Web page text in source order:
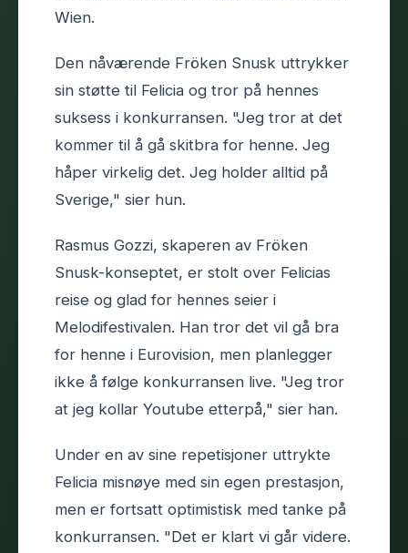
Wien.
Den nåværende Fröken Snusk uttrykker
sin støtte til Felicia og tror på hennes
suksess i konkurransen. "Jeg tror at det
kommer til å gå skitbra for henne. Jeg
håper virkelig det. Jeg holder alltid på
Sverige," sier hun.
Rasmus Gozzi, skaperen av Fröken
Snusk-konseptet, er stolt over Felicias
reise og glad for hennes seier i
Melodifestivalen. Han tror det vil gå bra
for henne i Eurovision, men planlegger
ikke å følge konkurransen live. "Jeg tror
at jeg kollar Youtube etterpå," sier han.
Under en av sine repetisjoner uttrykte
Felicia misnøye med sin egen prestasjon,
men er fortsatt optimistisk med tanke på
konkurransen. "Det er klart vi går videre.